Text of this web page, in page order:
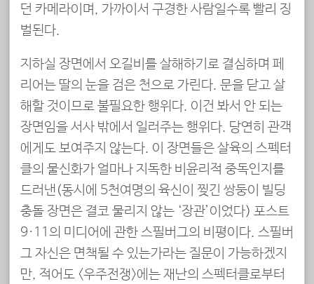
던 카메라이며, 가까이서 구경한 사람일수록 빨리 징
벌된다.
지하실 장면에서 오길비를 살해하기로 결심하며 페
리어는 딸의 눈을 검은 천으로 가린다. 문을 닫고 살
해할 것이므로 불필요한 행위다. 이건 봐서 안 되는
장면임을 서사 밖에서 일러주는 행위다. 당연히 관객
에게도 보여주지 않는다. 이 장면들은 살육의 스펙터
클의 물신화가 얼마나 지독한 비윤리적 중독인지를
드러낸(동시에 5천여명의 육신이 찢긴 쌍둥이 빌딩
충돌 장면은 결코 물리지 않는 ‘장관’이었다) 포스트
9·11의 미디어에 관한 스필버그의 비평이다. 스필버
그 자신은 면책될 수 있는가라는 질문이 가능하겠지
만, 적어도 <우주전쟁>에는 재난의 스펙터클로부터